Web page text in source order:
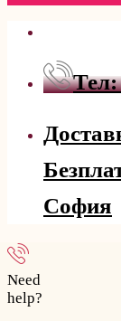
Тел:
София
Need
help?